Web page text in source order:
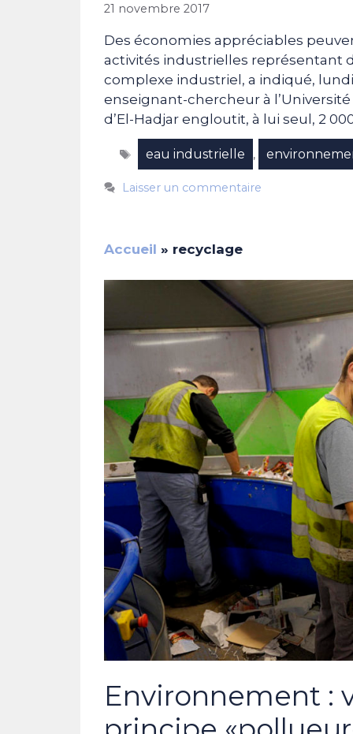
21 novembre 2017
Des économies appréciables
activités industrielles représentant
complexe industriel, a indiqué,
enseignant-chercheur à
d’El-Hadjar engloutit, à lui seul, 2
Étiquettes
eau industrielle ,
Laisser un commentaire
Accueil » recyclage
Environnement :